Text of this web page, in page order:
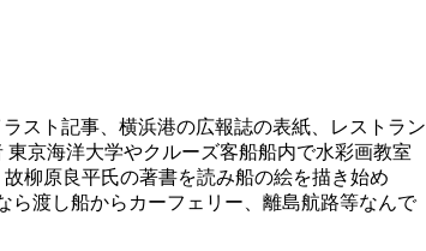
スト記事、横浜港の広報誌の表紙、レストラン
京海洋大学やクルーズ客船船内で水彩画教室
柳原良平氏の著書を読み船の絵を描き始め
ら渡し船からカーフェリー、離島航路等なんで